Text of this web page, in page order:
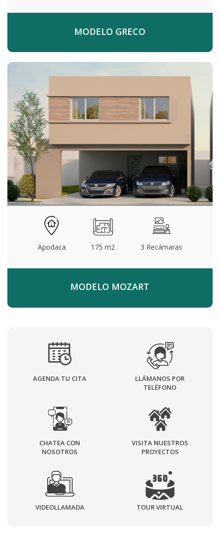
MODELO GRECO
Apodaca 175 m2 3 Recámaras
MODELO MOZART
AGENDA TU CITA
LLÁMANOS POR
TELÉFONO
CHATEA CON
NOSOTROS
VISITA NUESTROS
PROYECTOS
VIDEOLLAMADA TOUR VIRTUAL